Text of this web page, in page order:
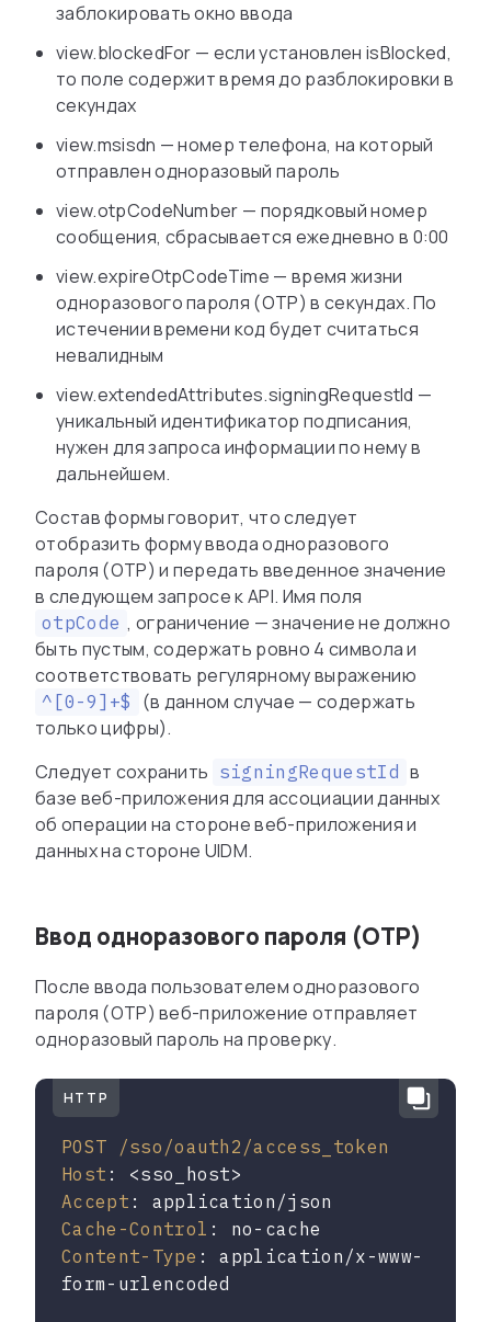
заблокировать окно ввода
view.blockedFor — если установлен isBlocked,
то поле содержит время до разблокировки в
секундах
view.msisdn — номер телефона, на который
отправлен одноразовый пароль
view.otpCodeNumber — порядковый номер
сообщения, сбрасывается ежедневно в 0:00
view.expireOtpCodeTime — время жизни
одноразового пароля (OTP) в секундах. По
истечении времени код будет считаться
невалидным
view.extendedAttributes.signingRequestId —
уникальный идентификатор подписания,
нужен для запроса информации по нему в
дальнейшем.
Состав формы говорит, что следует
отобразить форму ввода одноразового
пароля (OTP) и передать введенное значение
в следующем запросе к API. Имя поля
otpCode , ограничение — значение не должно
быть пустым, содержать ровно 4 символа и
соответствовать регулярному выражению
^[0-9]+$
(в данном случае — содержать
только цифры).
Следует сохранить signingRequestId в
базе веб-приложения для ассоциации данных
об операции на стороне веб-приложения и
данных на стороне UIDM.
Ввод одноразового пароля (OTP)
После ввода пользователем одноразового
пароля (OTP) веб-приложение отправляет
одноразовый пароль на проверку.
POST /sso/oauth2/access_token
Host
Accept
Cache-Control
Content-Type : application/x-www-
form-urlencoded
HTTP